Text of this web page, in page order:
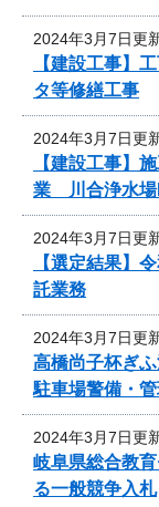
2024年3月7日更
【建設工事】
タ等修繕工事
2024年3月7日更
【建設工事】
業 川合浄水場
2024年3月7日更
【選定結果】
託業務
2024年3月7日更
高橋尚子杯ぎ
駐車場警備・
2024年3月7日更
岐阜県総合教
る一般競争入札